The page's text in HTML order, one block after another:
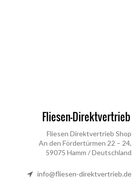
Fliesen Direktvertrieb Shop
An den Fördertürmen 22 – 24,
59075 Hamm / Deutschland
info@fliesen-direktvertrieb.de